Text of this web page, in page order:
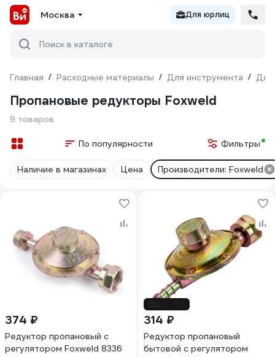
Москва Для юрлиц
Поиск в каталоге
Главная / Расходные материалы / Для инструмента / Для
Пропановые редукторы Foxweld
9 товаров
По популярности Фильтры
Наличие в магазинах Цена Производители: Foxweld
374 ₽
Редуктор пропановый с
регулятором Foxweld 8336
314 ₽
Редуктор пропановый
бытовой с регулятором